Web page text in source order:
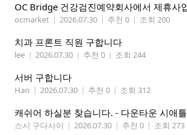
ocmarket | 2026.07.30 | 추천 0 | 조회 200
치과 프론트 직원 구합니다
lee | 2026.07.30 | 추천 0 | 조회 244
서버 구합니다
Han | 2026.07.30 | 추천 0 | 조회 312
캐쉬어 하실분 찾습니다. - 다운타운 시애틀
스시 구다사이 | 2026.07.30 | 추천 0 | 조회 273